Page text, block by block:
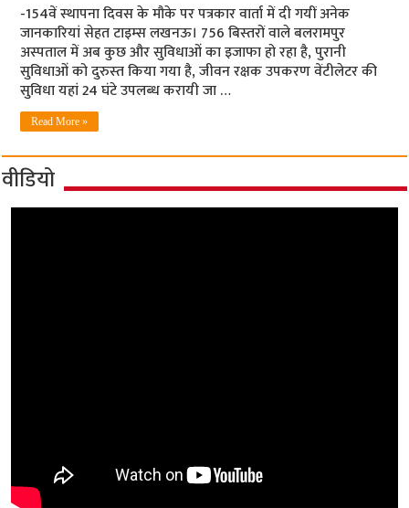
-154वें स्‍थापना दिवस के मौके पर पत्रकार वार्ता में दी गयीं अनेक
जानकारियां सेहत टाइम्‍स लखनऊ। 756 बिस्‍तरों वाले बलरामपुर
अस्‍पताल में अब कुछ और सुविधाओं का इजाफा हो रहा है, पुरानी
सुविधाओं को दुरुस्‍त किया गया है, जीवन रक्षक उपकरण वेंटीलेटर की
सुविधा यहां 24 घंटे उपलब्‍ध करायी जा …
Read More »
वीडियो